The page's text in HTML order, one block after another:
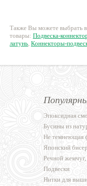
Также Вы можете выбрать
товары: Подвеска-
латунь, Коннекторы-
Эпоксидная
Бусины из
Не темнеющая
Японский бисер
Речной
Подвески
Нитки для